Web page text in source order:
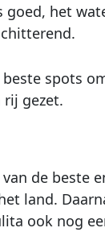
het
spots
rij gezet.
de beste
land.
ook nog